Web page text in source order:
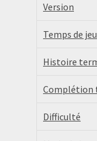
Version
Temps de jeu
Histoire
Complétion
Difficulté